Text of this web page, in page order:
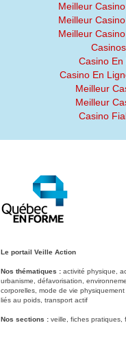
Meilleur
Meilleur
Meilleur
Casino
Casino En
Meilleur
Meilleur
Casino
Le portail Veille Action
Nos thématiques : activité physique,
urbanisme, défavorisation,
corporelles, mode de vie
liés au poids, transport actif
Nos sections : veille, fiches pratiques,